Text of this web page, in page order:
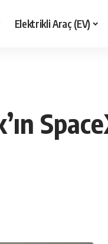
Elektrikli Araç (EV)